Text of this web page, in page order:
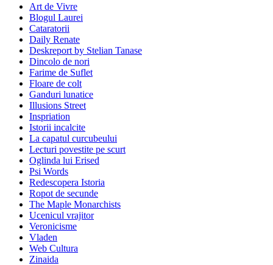
Art de Vivre
Blogul Laurei
Cataratorii
Daily Renate
Deskreport by Stelian Tanase
Dincolo de nori
Farime de Suflet
Floare de colt
Ganduri lunatice
Illusions Street
Inspriation
Istorii incalcite
La capatul curcubeului
Lecturi povestite pe scurt
Oglinda lui Erised
Psi Words
Redescopera Istoria
Ropot de secunde
The Maple Monarchists
Ucenicul vrajitor
Veronicisme
Vladen
Web Cultura
Zinaida